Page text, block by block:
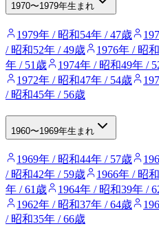
1970〜1979年生まれ
1979年 / 昭和54年 / 47歳
/ 昭和52年 / 49歳
1976年 / 昭
年 / 51歳
1974年 / 昭和49年 /
1972年 / 昭和47年 / 54歳
/ 昭和45年 / 56歳
1960〜1969年生まれ
1969年 / 昭和44年 / 57歳
/ 昭和42年 / 59歳
1966年 / 昭
年 / 61歳
1964年 / 昭和39年 /
1962年 / 昭和37年 / 64歳
/ 昭和35年 / 66歳